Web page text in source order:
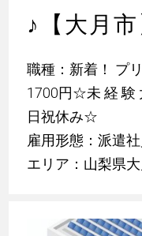
♪
【大月市
職種：新着！ プ
1700円☆未 経 験
日祝休み☆
雇用形態：派遣
エリア：山梨県